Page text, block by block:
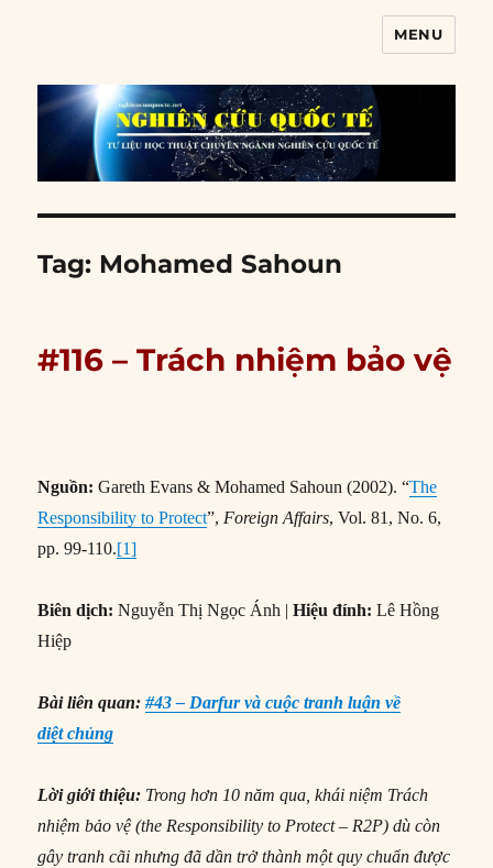
MENU
Tag: Mohamed Sahoun
#116 – Trách nhiệm bảo vệ
Nguồn: Gareth Evans & Mohamed Sahoun (2002). “The
Responsibility to Protect”,Foreign Affairs, Vol. 81, No. 6,
pp. 99-110.[1]
Biên dịch: Nguyễn Thị Ngọc Ánh |Hiệu đính: Lê Hồng
Hiệp
Bài liên quan:#43 – Darfur và cuộc tranh luận về
diệt chủng
Lời giới thiệu: Trong hơn 10 năm qua, khái niệm Trách
nhiệm bảo vệ (the Responsibility to Protect – R2P) dù còn
gây tranh cãi nhưng đã dần trở thành một quy chuẩn được